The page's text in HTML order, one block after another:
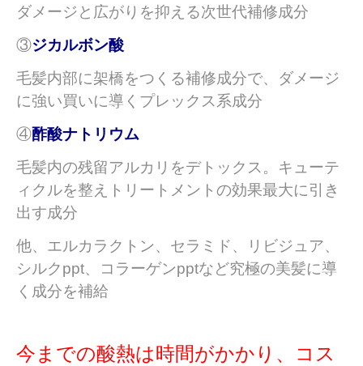
ダメージと広がりを抑える次世代補修成分
③ジカルボン酸
毛髪内部に架橋をつくる補修成分で、ダメージ
に強い買いに導くプレックス系成分
④酢酸ナトリウム
毛髪内の残留アルカリをデトックス。キューテ
ィクルを整えトリートメントの効果最大に引き
出す成分
他、エルカラクトン、セラミド、リビジュア、
シルクppt、コラーゲンpptなど究極の美髪に導
く成分を補給
今までの酸熱は時間がかかり、コス